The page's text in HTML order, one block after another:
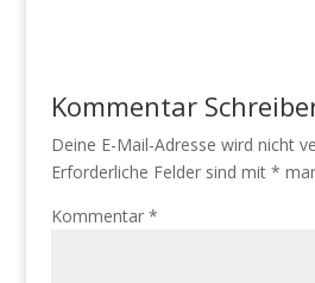
Kommentar
Deine E-Mail-Adresse wird nicht
Erforderliche Felder sind mit *
Kommentar *